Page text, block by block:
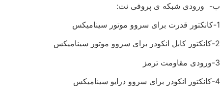
ب- ورودی شبکه ی پروفی نت:
1-کانکتور قدرت برای سروو موتور سینامیکس
2-کانکتور کابل انکودر برای سروو موتور سینامیکس
3-ورودی مقاومت ترمز
4-کانکتور انکودر برای سروو درایو سینامیکس